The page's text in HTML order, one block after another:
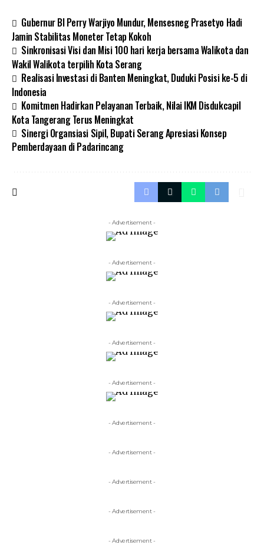
Gubernur BI Perry Warjiyo Mundur, Mensesneg Prasetyo Hadi
Jamin Stabilitas Moneter Tetap Kokoh
Sinkronisasi Visi dan Misi 100 hari kerja bersama Walikota dan
Wakil Walikota terpilih Kota Serang
Realisasi Investasi di Banten Meningkat, Duduki Posisi ke-5 di
Indonesia
Komitmen Hadirkan Pelayanan Terbaik, Nilai IKM Disdukcapil
Kota Tangerang Terus Meningkat
Sinergi Organsiasi Sipil, Bupati Serang Apresiasi Konsep
Pemberdayaan di Padarincang
- Advertisement -
- Advertisement -
- Advertisement -
- Advertisement -
- Advertisement -
- Advertisement -
- Advertisement -
- Advertisement -
- Advertisement -
- Advertisement -